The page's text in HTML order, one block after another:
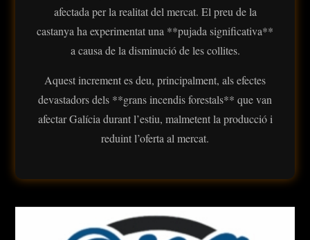
afectada per la realitat del mercat. El preu de la
castanya ha experimentat una **pujada significativa**
a causa de la disminució de les collites.
Aquest increment es deu, principalment, als efectes
devastadors dels **grans incendis forestals** que van
afectar Galícia durant l’estiu, malmetent la producció i
reduint l’oferta al mercat.